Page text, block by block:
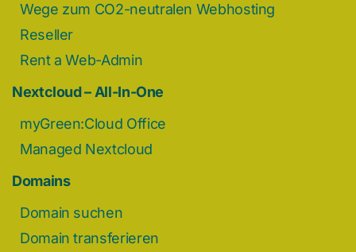
Wege zum CO2-neutralen Webhosting
Reseller
Rent a Web-Admin
Nextcloud – All-In-One
myGreen:Cloud Office
Managed Nextcloud
Domains
Domain suchen
Domain transferieren